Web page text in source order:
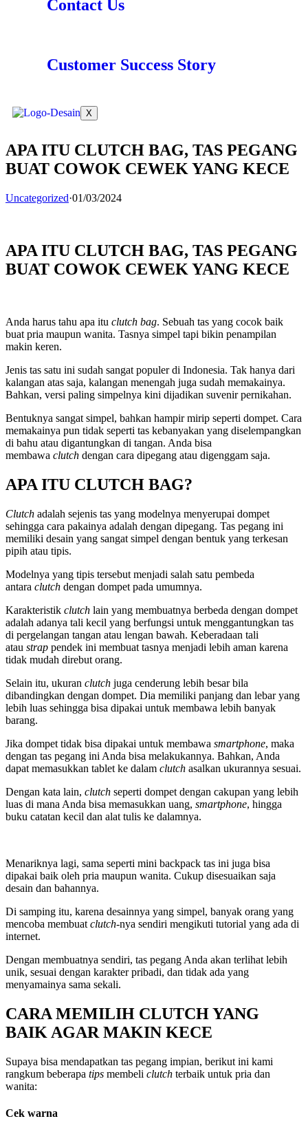
Contact Us
Customer Success Story
X
APA ITU CLUTCH BAG, TAS PEGANG
BUAT COWOK CEWEK YANG KECE
Uncategorized·01/03/2024
APA ITU CLUTCH BAG, TAS PEGANG
BUAT COWOK CEWEK YANG KECE
Anda harus tahu apa itu clutch bag. Sebuah tas yang cocok baik
buat pria maupun wanita. Tasnya simpel tapi bikin penampilan
makin keren.
Jenis tas satu ini sudah sangat populer di Indonesia. Tak hanya dari
kalangan atas saja, kalangan menengah juga sudah memakainya.
Bahkan, versi paling simpelnya kini dijadikan suvenir pernikahan.
Bentuknya sangat simpel, bahkan hampir mirip seperti dompet. Cara
memakainya pun tidak seperti tas kebanyakan yang diselempangkan
di bahu atau digantungkan di tangan. Anda bisa
membawa clutch dengan cara dipegang atau digenggam saja.
APA ITU CLUTCH BAG?
Clutch adalah sejenis tas yang modelnya menyerupai dompet
sehingga cara pakainya adalah dengan dipegang. Tas pegang ini
memiliki desain yang sangat simpel dengan bentuk yang terkesan
pipih atau tipis.
Modelnya yang tipis tersebut menjadi salah satu pembeda
antara clutch dengan dompet pada umumnya.
Karakteristik clutch lain yang membuatnya berbeda dengan dompet
adalah adanya tali kecil yang berfungsi untuk menggantungkan tas
di pergelangan tangan atau lengan bawah. Keberadaan tali
atau strap pendek ini membuat tasnya menjadi lebih aman karena
tidak mudah direbut orang.
Selain itu, ukuran clutch juga cenderung lebih besar bila
dibandingkan dengan dompet. Dia memiliki panjang dan lebar yang
lebih luas sehingga bisa dipakai untuk membawa lebih banyak
barang.
Jika dompet tidak bisa dipakai untuk membawa smartphone, maka
dengan tas pegang ini Anda bisa melakukannya. Bahkan, Anda
dapat memasukkan tablet ke dalam clutch asalkan ukurannya sesuai.
Dengan kata lain, clutch seperti dompet dengan cakupan yang lebih
luas di mana Anda bisa memasukkan uang, smartphone, hingga
buku catatan kecil dan alat tulis ke dalamnya.
Menariknya lagi, sama seperti mini backpack tas ini juga bisa
dipakai baik oleh pria maupun wanita. Cukup disesuaikan saja
desain dan bahannya.
Di samping itu, karena desainnya yang simpel, banyak orang yang
mencoba membuat clutch-nya sendiri mengikuti tutorial yang ada di
internet.
Dengan membuatnya sendiri, tas pegang Anda akan terlihat lebih
unik, sesuai dengan karakter pribadi, dan tidak ada yang
menyamainya sama sekali.
CARA MEMILIH CLUTCH YANG
BAIK AGAR MAKIN KECE
Supaya bisa mendapatkan tas pegang impian, berikut ini kami
rangkum beberapa tips membeli clutch terbaik untuk pria dan
wanita:
Cek warna